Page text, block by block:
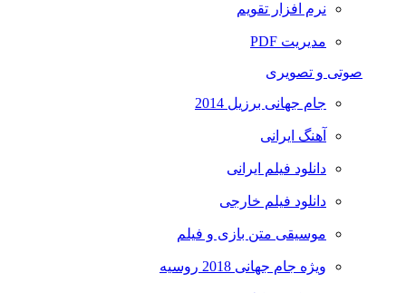
نرم افزار تقویم
مدیریت PDF
صوتی و تصویری
جام جهانی برزیل 2014
آهنگ ایرانی
دانلود فیلم ایرانی
دانلود فیلم خارجی
موسیقی متن بازی و فیلم
ویژه جام جهانی 2018 روسیه